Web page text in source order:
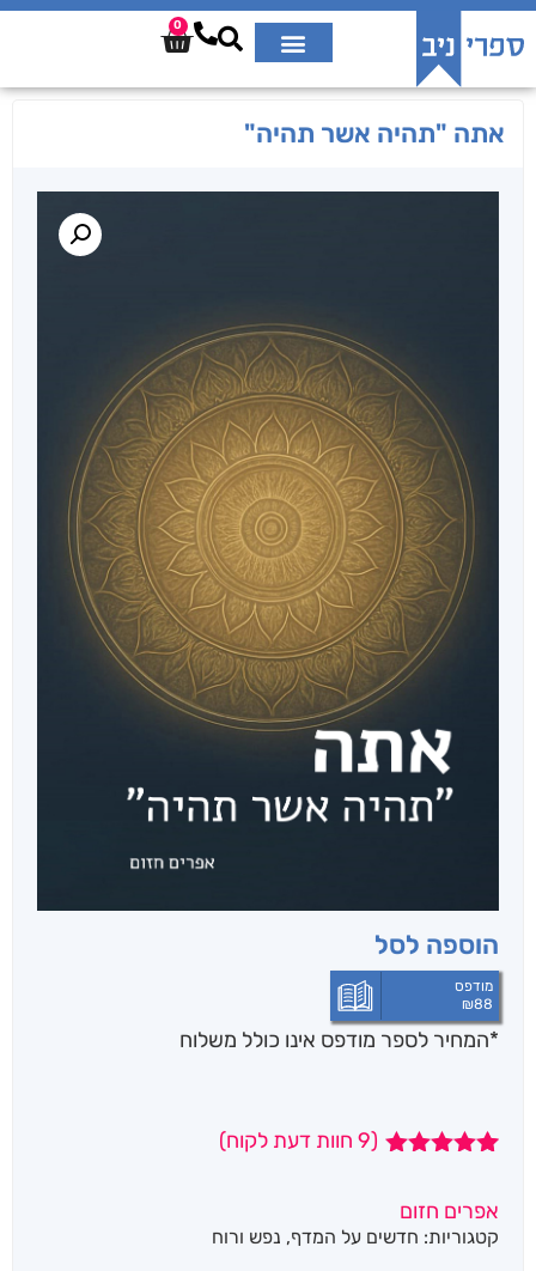
0
אתה "תהיה אשר תהיה"
הוספה לסל
מודפס
₪88
*המחיר לספר מודפס אינו כולל משלוח
מבוסס על
דירוגים של
(
9 חוות דעת לקוח)
אפרים חזום
קטגוריות: חדשים על המדף, נפש ורוח